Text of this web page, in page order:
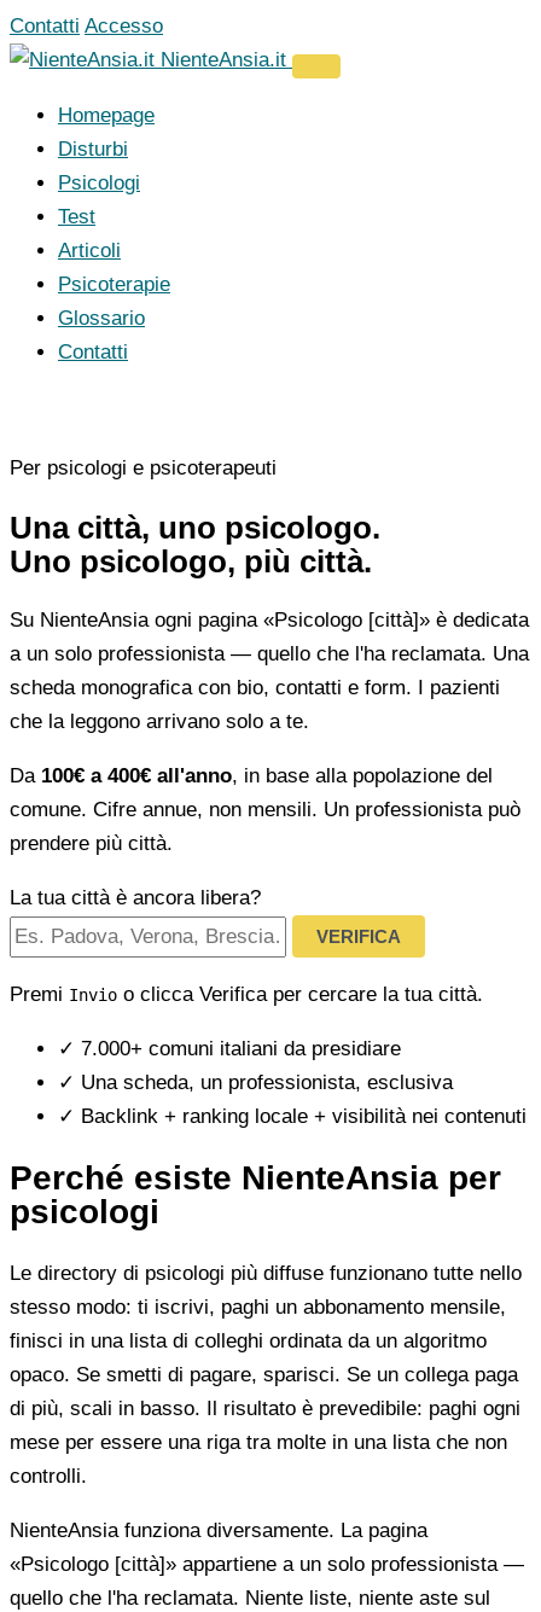
Vai
al
Contatti Accesso
NienteAnsia.it
Homepage
Disturbi
Psicologi
Test
Articoli
Psicoterapie
Glossario
Contatti
Per psicologi e psicoterapeuti
Una città, uno psicologo.
Uno psicologo, più città.
Su NienteAnsia ogni pagina «Psicologo [città]» è dedicata
a un solo professionista — quello che l'ha reclamata. Una
scheda monografica con bio, contatti e form. I pazienti
che la leggono arrivano solo a te.
Da 100€ a 400€ all'anno, in base alla popolazione del
comune. Cifre annue, non mensili. Un professionista può
prendere più città.
La tua città è ancora libera?
VERIFICA
Premi Invio o clicca Verifica per cercare la tua città.
✓ 7.000+ comuni italiani da presidiare
✓ Una scheda, un professionista, esclusiva
✓ Backlink + ranking locale + visibilità nei contenuti
Perché esiste NienteAnsia per
psicologi
Le directory di psicologi più diffuse funzionano tutte nello
stesso modo: ti iscrivi, paghi un abbonamento mensile,
finisci in una lista di colleghi ordinata da un algoritmo
opaco. Se smetti di pagare, sparisci. Se un collega paga
di più, scali in basso. Il risultato è prevedibile: paghi ogni
mese per essere una riga tra molte in una lista che non
controlli.
NienteAnsia funziona diversamente. La pagina
«Psicologo [città]» appartiene a un solo professionista —
quello che l'ha reclamata. Niente liste, niente aste sul